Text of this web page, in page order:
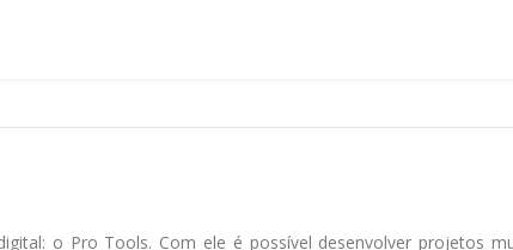
o Pro Tools. Com ele é possível desenvolver projetos